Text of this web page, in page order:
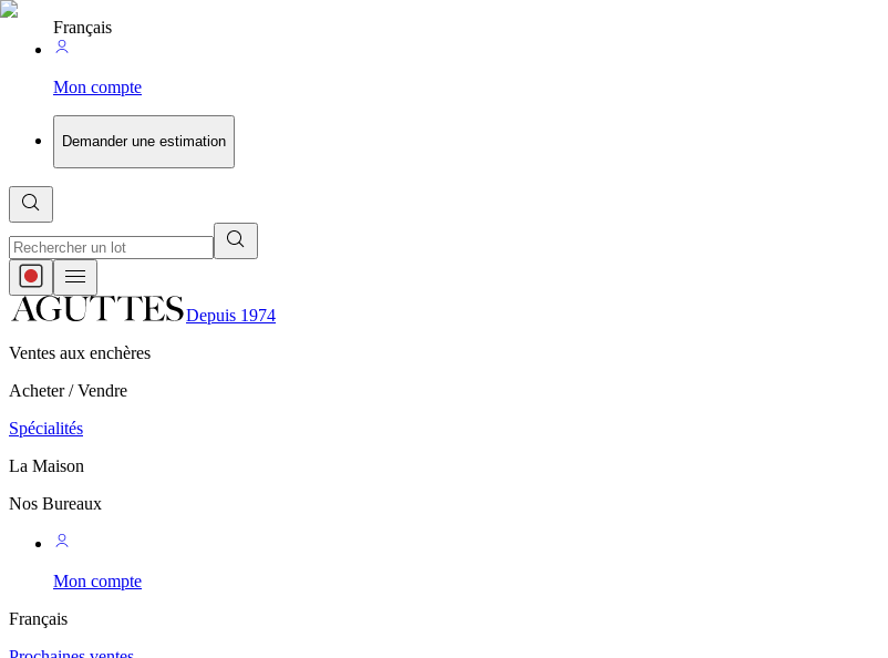
Français
Mon compte
Demander une estimation
Depuis 1974
Ventes aux enchères
Acheter / Vendre
Spécialités
La Maison
Nos Bureaux
Mon compte
Français